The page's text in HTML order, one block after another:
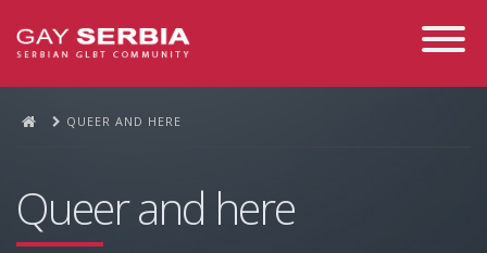
Toggle
QUEER AND HERE
Queer and here